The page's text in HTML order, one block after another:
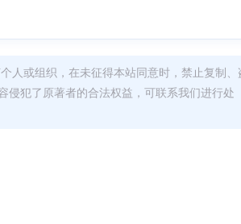
人或组织，在未征得本站同意时，禁止复制、
侵犯了原著者的合法权益，可联系我们进行处